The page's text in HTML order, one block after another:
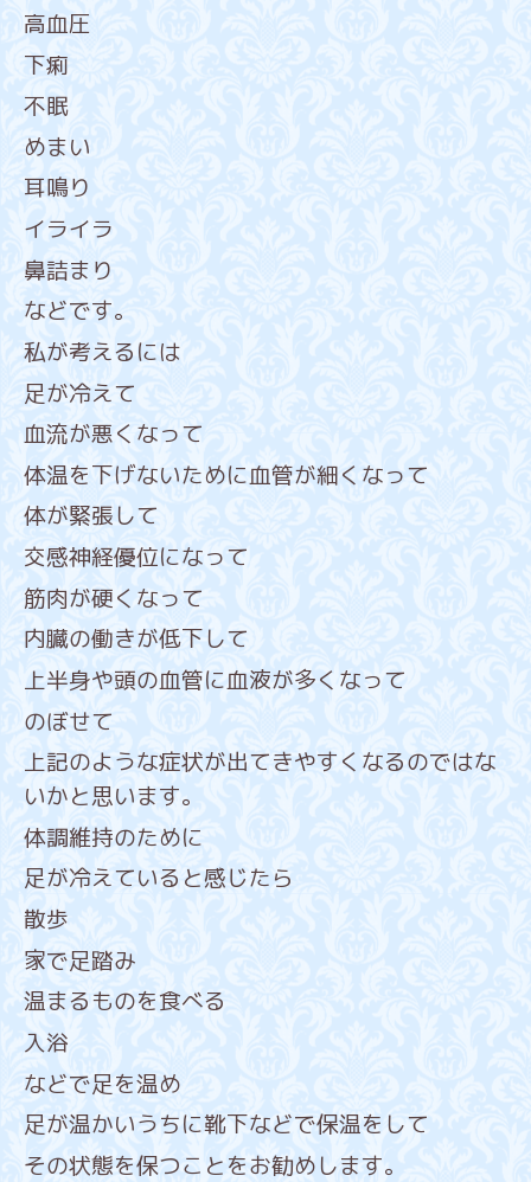
高血圧
下痢
不眠
めまい
耳鳴り
イライラ
鼻詰まり
などです。
私が考えるには
足が冷えて
血流が悪くなって
体温を下げないために血管が細くなって
体が緊張して
交感神経優位になって
筋肉が硬くなって
内臓の働きが低下して
上半身や頭の血管に血液が多くなって
のぼせて
上記のような症状が出てきやすくなるのではな
いかと思います。
体調維持のために
足が冷えていると感じたら
散歩
家で足踏み
温まるものを食べる
入浴
などで足を温め
足が温かいうちに靴下などで保温をして
その状態を保つことをお勧めします。